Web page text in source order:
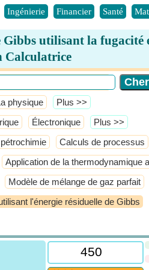
Ingénierie Financier Santé
utilisant la fugacité
Calculatrice
physique ​Plus >>
Électronique ​Plus >>
Calculs de processus
Application de la thermodynamique
Modèle de mélange de gaz parfait
l'énergie résiduelle de Gibbs